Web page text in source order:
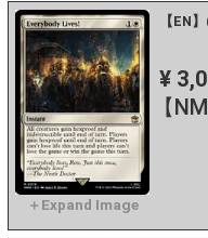
【EN
¥
【